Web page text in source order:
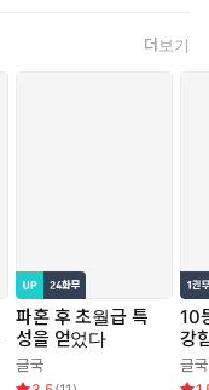
더보기
파혼 후 초월급 특
성을 얻었다
글국
10
강
글국